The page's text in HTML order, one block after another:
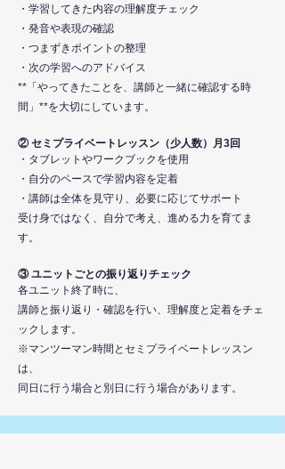
・学習してきた内容の理解度チェック
・発音や表現の確認
・つまずきポイントの整理
・次の学習へのアドバイス
**「やってきたことを、講師と一緒に確認する時
間」**を大切にしています。
② セミプライベートレッスン（少人数）月3回
・タブレットやワークブックを使用
・自分のペースで学習内容を定着
・講師は全体を見守り、必要に応じてサポート
受け身ではなく、自分で考え、進める力を育てま
す。
③ ユニットごとの振り返りチェック
各ユニット終了時に、
講師と振り返り・確認を行い、理解度と定着をチェ
ックします。
※マンツーマン時間とセミプライベートレッスン
は、
同日に行う場合と別日に行う場合があります。